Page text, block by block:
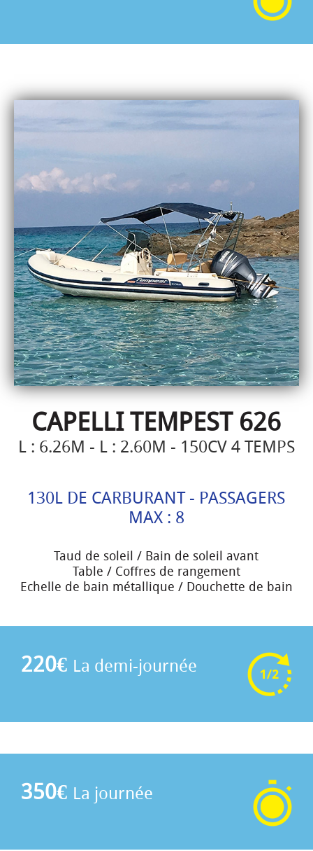
CAPELLI TEMPEST 626
L : 6.26M - L : 2.60M - 150CV 4 TEMPS
130L DE CARBURANT - PASSAGERS
MAX : 8
Taud de soleil / Bain de soleil avant
Table / Coffres de rangement
Echelle de bain métallique / Douchette de bain
220€ La demi-journée
350€ La journée